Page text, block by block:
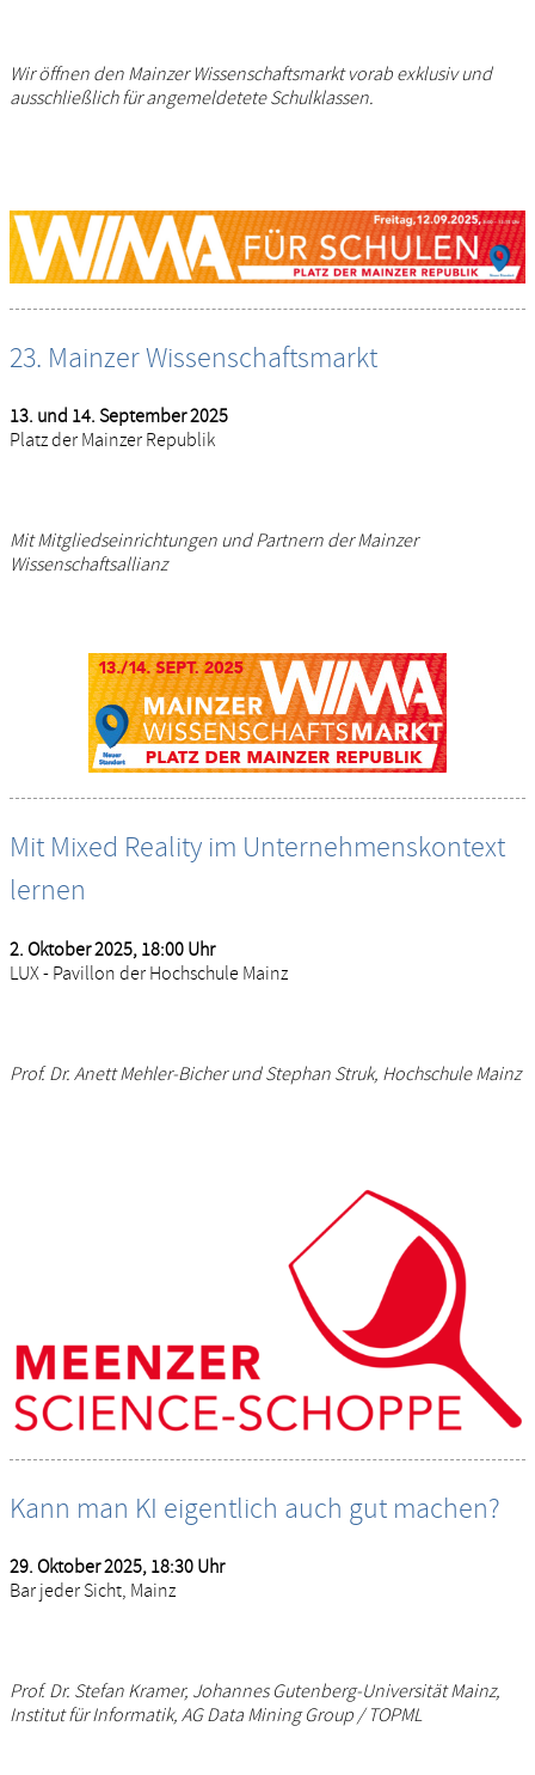
Wir öffnen den Mainzer Wissenschaftsmarkt vorab exklusiv und
ausschließlich für angemeldetete Schulklassen.
23. Mainzer Wissenschaftsmarkt
13. und 14. September 2025
Platz der Mainzer Republik
Mit Mitgliedseinrichtungen und Partnern der Mainzer
Wissenschaftsallianz
Mit Mixed Reality im Unternehmenskontext
lernen
2. Oktober 2025, 18:00 Uhr
LUX - Pavillon der Hochschule Mainz
Prof. Dr. Anett Mehler-Bicher und Stephan Struk, Hochschule Mainz
Kann man KI eigentlich auch gut machen?
29. Oktober 2025, 18:30 Uhr
Bar jeder Sicht, Mainz
Prof. Dr. Stefan Kramer, Johannes Gutenberg-Universität Mainz,
Institut für Informatik, AG Data Mining Group / TOPML